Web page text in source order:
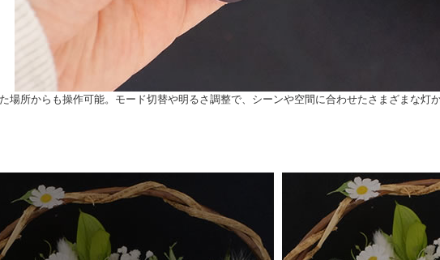
場所からも操作可能。モード切替や明るさ調整で、シーンや空間に合わせたさまざまな灯